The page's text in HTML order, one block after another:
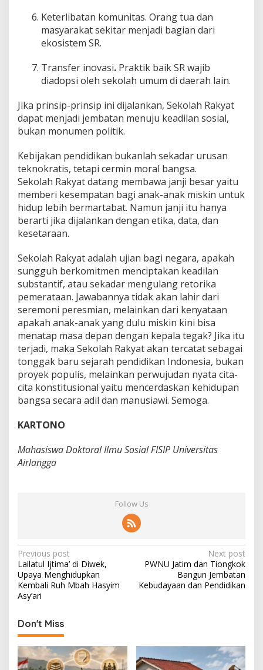
Keterlibatan komunitas. Orang tua dan
masyarakat sekitar menjadi bagian dari
ekosistem SR.
Transfer inovasi. Praktik baik SR wajib
diadopsi oleh sekolah umum di daerah lain.
Jika prinsip-prinsip ini dijalankan, Sekolah Rakyat
dapat menjadi jembatan menuju keadilan sosial,
bukan monumen politik.
Kebijakan pendidikan bukanlah sekadar urusan
teknokratis, tetapi cermin moral bangsa.
Sekolah Rakyat datang membawa janji besar yaitu
memberi kesempatan bagi anak-anak miskin untuk
hidup lebih bermartabat. Namun janji itu hanya
berarti jika dijalankan dengan etika, data, dan
kesetaraan.
Sekolah Rakyat adalah ujian bagi negara, apakah
sungguh berkomitmen menciptakan keadilan
substantif, atau sekadar mengulang retorika
pemerataan. Jawabannya tidak akan lahir dari
seremoni peresmian, melainkan dari kenyataan
apakah anak-anak yang dulu miskin kini bisa
menatap masa depan dengan kepala tegak? Jika itu
terjadi, maka Sekolah Rakyat akan tercatat sebagai
tonggak baru sejarah pendidikan Indonesia, bukan
proyek populis, melainkan perwujudan nyata cita-
cita konstitusional yaitu mencerdaskan kehidupan
bangsa secara adil dan manusiawi. Semoga.
KARTONO
Mahasiswa Doktoral Ilmu Sosial FISIP Universitas
Airlangga
Follow Us
P
o
s
t
n
a
v
Previous post
Lailatul Ijtima’ di Diwek,
Upaya Menghidupkan
Kembali Ruh Mbah Hasyim
Asy’ari
Next post
PWNU Jatim dan Tiongkok
Bangun Jembatan
Kebudayaan dan Pendidikan
Don't Miss